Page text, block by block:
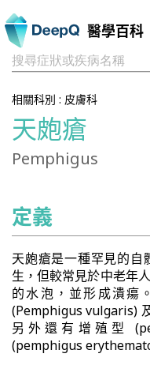
醫學百科
搜尋症狀或疾病名稱
相關科別 : 皮膚科
天皰瘡
Pemphigus
定義
天皰瘡是一種罕見的自
生，但較常見於中老年
的水泡，並形成潰瘍
(Pemphigus vulgaris)
另外還有增殖型
(pemphigus